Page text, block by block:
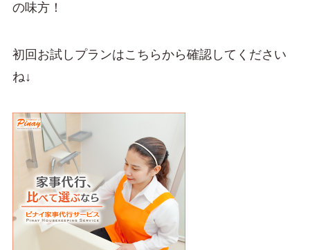
の味方！
初回お試しプランはこちらから確認してください
ね↓